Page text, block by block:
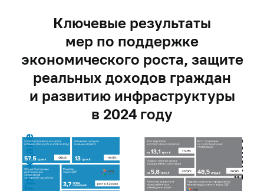
Ключевые результаты
мер по поддержке
экономического роста, защите
реальных доходов граждан
и развитию инфраструктуры
в 2024 году
Граждане Бизнес